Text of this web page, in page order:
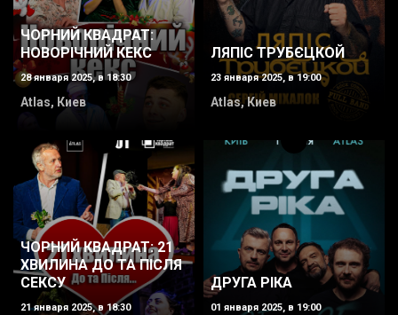
ЧОРНИЙ КВАДРАТ:
НОВОРІЧНИЙ КЕКС
28 января 2025, в 18:30
Atlas, Киев
ЛЯПІС ТРУБЄЦКОЙ
23 января 2025, в 19:00
Atlas, Киев
ЧОРНИЙ КВАДРАТ: 21
ХВИЛИНА ДО ТА ПІСЛЯ
СЕКСУ
21 января 2025, в 18:30
ДРУГА РІКА
01 января 2025, в 19:00